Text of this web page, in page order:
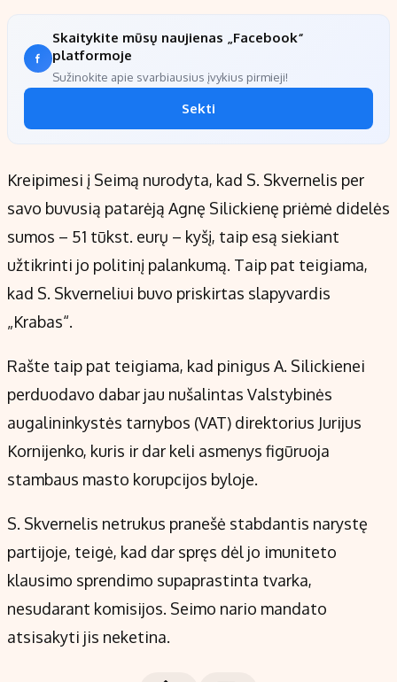
Skaitykite mūsų naujienas „Facebook“
platformoje
Sužinokite apie svarbiausius įvykius pirmieji!
Sekti
Kreipimesi į Seimą nurodyta, kad S. Skvernelis per
savo buvusią patarėją Agnę Silickienę priėmė didelės
sumos – 51 tūkst. eurų – kyšį, taip esą siekiant
užtikrinti jo politinį palankumą. Taip pat teigiama,
kad S. Skverneliui buvo priskirtas slapyvardis
„Krabas“.
Rašte taip pat teigiama, kad pinigus A. Silickienei
perduodavo dabar jau nušalintas Valstybinės
augalininkystės tarnybos (VAT) direktorius Jurijus
Kornijenko, kuris ir dar keli asmenys figūruoja
stambaus masto korupcijos byloje.
S. Skvernelis netrukus pranešė stabdantis narystę
partijoje, teigė, kad dar spręs dėl jo imuniteto
klausimo sprendimo supaprastinta tvarka,
nesudarant komisijos. Seimo nario mandato
atsisakyti jis neketina.